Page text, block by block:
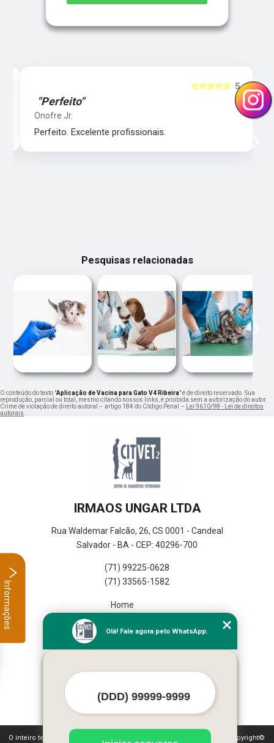
5
☆☆☆☆☆
"Perfeito"
Onofre Jr.
Perfeito. Excelente profissionais.
‹
Pesquisas relacionadas
‹ ›
O conteúdo do texto "Aplicação de Vacina para Gato V4 Ribeira" é de direito reservado. Sua
reprodução, parcial ou total, mesmo citando nossos links, é proibida sem a autorização do autor.
Crime de violação de direito autoral – artigo 184 do Código Penal – Lei 9610/98 - Lei de direitos
autorais.
IRMAOS UNGAR LTDA
Rua Waldemar Falcão, 26, CS 0001 - Candeal
Salvador - BA - CEP: 40296-700
(71) 99225-0628
(71) 33565-1582
Home
Missão
Serviços
O inteiro teor deste site está sujeito à proteção de direitos autorais. Copyright©
Olá! Fale agora pelo WhatsApp.
Informações